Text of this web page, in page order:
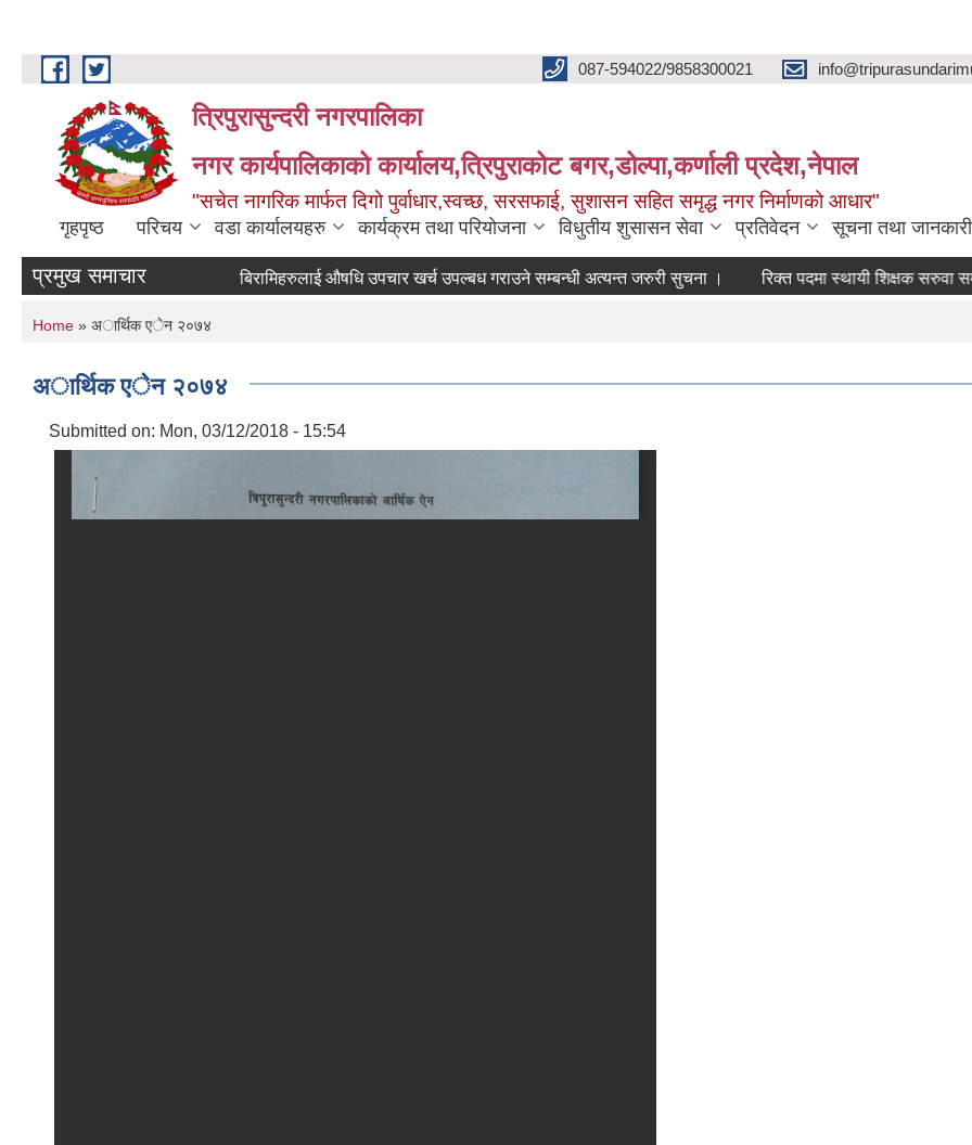
Skip to main content 087-594022/9858300021
त्रिपुरासुन्दरी नगरपालिका
नगर कार्यपालिकाको कार्यालय,त्रिपुराकोट बगर,डोल्पा,कर्णाली प्रदेश,नेपाल
"सचेत नागरिक मार्फत दिगो पुर्वाधार,स्वच्छ, सरसफाई, सुशासन सहित समृद्ध नगर निर्माणको आधार"
गृहपृष्ठ परिचय वडा कार्यालयहरु कार्यक्रम तथा परियोजना विधुतीय शुसासन सेवा प्रतिवेदन सूचना तथा जानकारी
प्रमुख समाचार बिरामिहरुलाई ‍‌औषधि उपचार खर्च उपल्बध गराउने सम्बन्धी अत्यन्त जरुरी सुचना । रिक्त पदमा स्थायी शिक्षक सरुवा सम्बन्धी
You are here
Home » अार्थिक एेन २०७४
अार्थिक एेन २०७४
Submitted on: Mon, 03/12/2018 - 15:54